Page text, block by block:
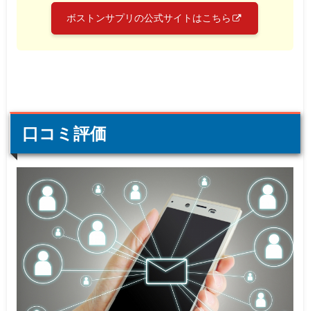
ボストンサプリの公式サイトはこちら
口コミ評価